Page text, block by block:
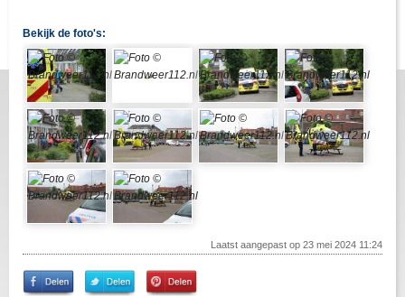
Bekijk de foto's:
Laatst aangepast op 23 mei 2024 11:24
Share
on
Share
on
Pin
It!